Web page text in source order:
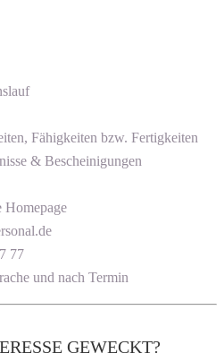
Fähigkeiten bzw. Fertigkeiten
& Bescheinigungen
Homepage
77
und nach Termin
GEWECKT?